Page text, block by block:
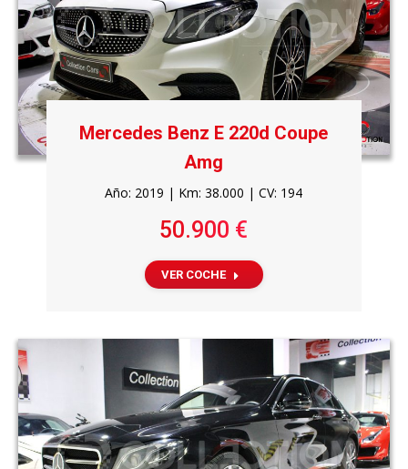
Mercedes Benz E 220d Coupe
Amg
Año: 2019 | Km: 38.000 | CV: 194
50.900 €
VER COCHE